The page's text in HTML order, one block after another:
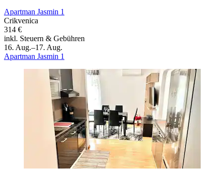
Apartman Jasmin 1
Crikvenica
314 €
inkl. Steuern & Gebühren
16. Aug.–17. Aug.
Apartman Jasmin 1